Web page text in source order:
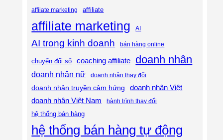
affiiate marketing affiliate
affiliate marketing AI
AI trong kinh doanh bán hàng online
chuyển đổi số coaching affiliate doanh nhân
doanh nhân nữ doanh nhân thay đổi
doanh nhân truyền cảm hứng
doanh nhân Việt
doanh nhân Việt Nam
hành trình thay đổi
hệ thống bán hàng
hệ thống bán hàng tự động